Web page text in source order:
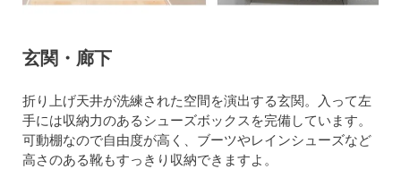
玄関・廊下
折り上げ天井が洗練された空間を演出する玄関。入って左
手には収納力のあるシューズボックスを完備しています。
可動棚なので自由度が高く、ブーツやレインシューズなど
高さのある靴もすっきり収納できますよ。